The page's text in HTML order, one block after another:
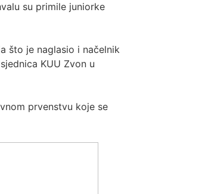
su primile juniorke
što je naglasio i načelnik
KUU Zvon u
prvenstvu koje se